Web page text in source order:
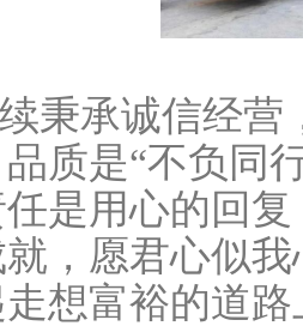
秉承诚信经营
质是“不负同
是用心的回
，愿君心似
想富裕的道路